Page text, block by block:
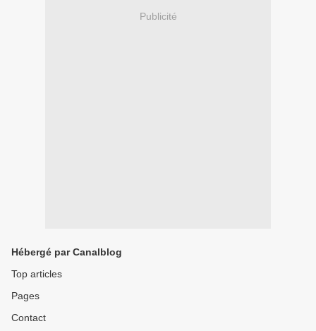
Publicité
Hébergé par Canalblog
Top articles
Pages
Contact